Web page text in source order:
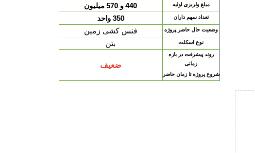
مبلغ ولریزی اولیه 440 و 570 میلیون
تعداد سهم داران 350 واحد
وضعیت حال حاضر پروژه فنس کشی زمین
نوع اسکلت بتن
روند پیشرفت در بازه
زمانی
شروع پروژه تا زمان حاضر
ضعیف